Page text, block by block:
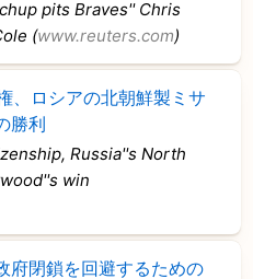
pits Braves'' Chris
(www.reuters.com)
、ロシアの北朝鮮製ミサ
勝利
Russia''s North
win
府閉鎖を回避するための